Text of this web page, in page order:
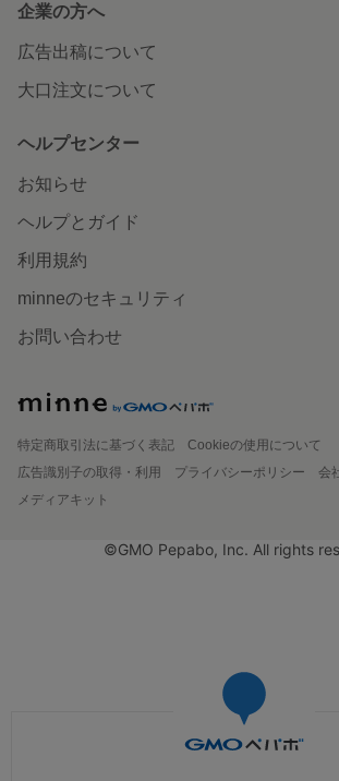
企業の方へ
広告出稿について
大口注文について
ヘルプセンター
お知らせ
ヘルプとガイド
利用規約
minneのセキュリティ
お問い合わせ
特定商取引法に基づく表記
Cookieの使用について
広告識別子の取得・利用
プライバシーポリシー 会
メディアキット
©GMO Pepabo, Inc. All rights